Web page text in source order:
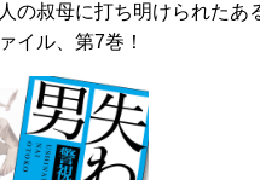
の叔母に打ち明けられたあ
イル、第7巻！